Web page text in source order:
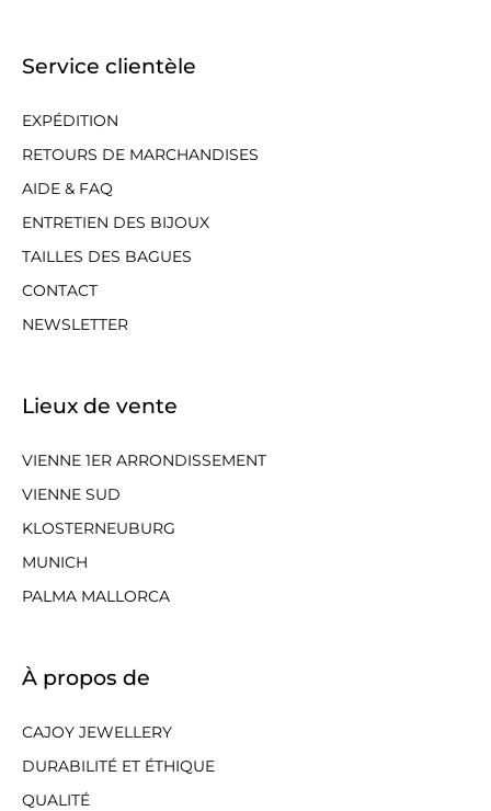
Service clientèle
EXPÉDITION
RETOURS DE MARCHANDISES
AIDE & FAQ
ENTRETIEN DES BIJOUX
TAILLES DES BAGUES
CONTACT
NEWSLETTER
Lieux de vente
VIENNE 1ER ARRONDISSEMENT
VIENNE SUD
KLOSTERNEUBURG
MUNICH
PALMA MALLORCA
À propos de
CAJOY JEWELLERY
DURABILITÉ ET ÉTHIQUE
QUALITÉ